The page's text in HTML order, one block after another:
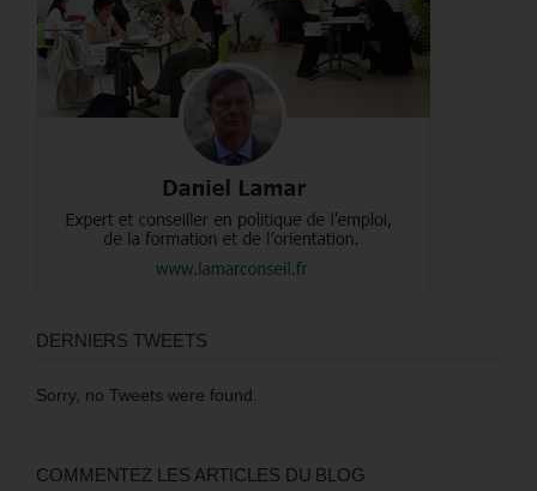
DERNIERS TWEETS
Sorry, no Tweets were found.
COMMENTEZ LES ARTICLES DU BLOG